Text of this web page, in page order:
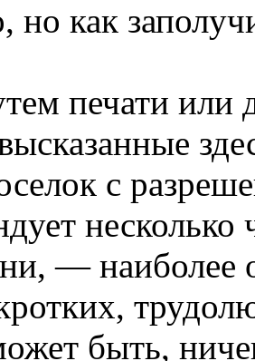
но как
печати или
с
—
быть,